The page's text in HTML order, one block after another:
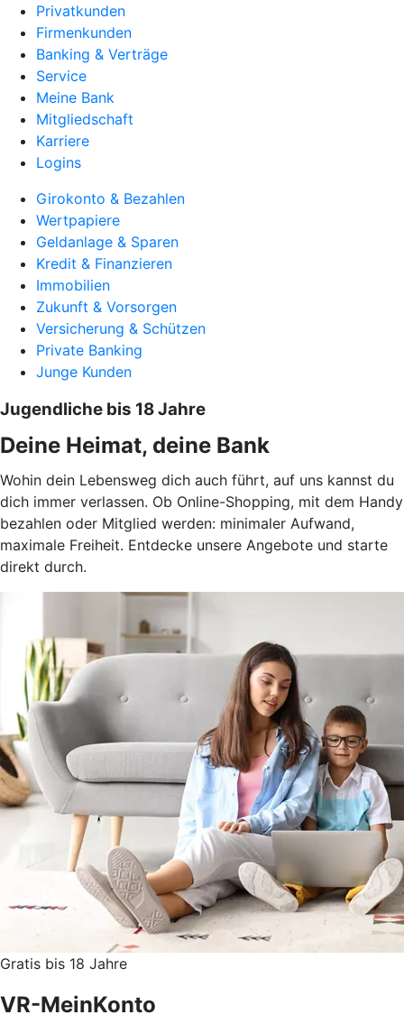
Privatkunden
Firmenkunden
Banking & Verträge
Service
Meine Bank
Mitgliedschaft
Karriere
Logins
Girokonto & Bezahlen
Wertpapiere
Geldanlage & Sparen
Kredit & Finanzieren
Immobilien
Zukunft & Vorsorgen
Versicherung & Schützen
Private Banking
Junge Kunden
Jugendliche bis 18 Jahre
Deine Heimat, deine Bank
Wohin dein Lebensweg dich auch führt, auf uns kannst du
dich immer verlassen. Ob Online-Shopping, mit dem Handy
bezahlen oder Mitglied werden: minimaler Aufwand,
maximale Freiheit. Entdecke unsere Angebote und starte
direkt durch.
Gratis bis 18 Jahre
VR-MeinKonto